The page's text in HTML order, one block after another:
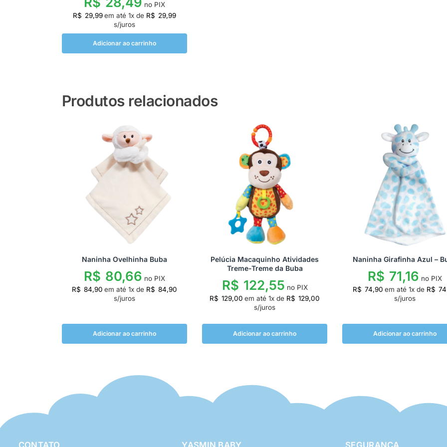
no PIX
R$ 29,99 em até 1x de R$ 29,99
s/juros
Adicionar ao carrinho
Produtos relacionados
Naninha Ovelhinha Buba
R$ 80,66 no PIX
R$ 84,90 em até 1x de R$ 84,90
s/juros
Adicionar ao carrinho
Pelúcia Macaquinho Atividades
Treme-Treme da Buba
R$ 122,55 no PIX
R$ 129,00 em até1x de R$ 129,00
s/juros
Adicionar ao carrinho
Naninha Girafinha Azul –
R$ 71,16 no PIX
R$ 74,90 em até1x de R$
s/juros
Adicionar ao carrinho